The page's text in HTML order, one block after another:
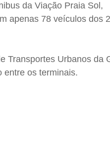
da Viação Praia Sol,
apenas 78 veículos dos
Transportes Urbanos da
entre os terminais.